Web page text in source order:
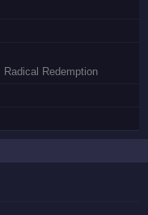
Radical Redemption